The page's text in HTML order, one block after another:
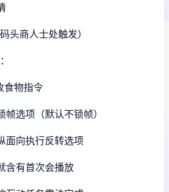
头商人士处触发）
食物指令
选项（默认不锁帧）
面向执行反转选项
含有首次会播放